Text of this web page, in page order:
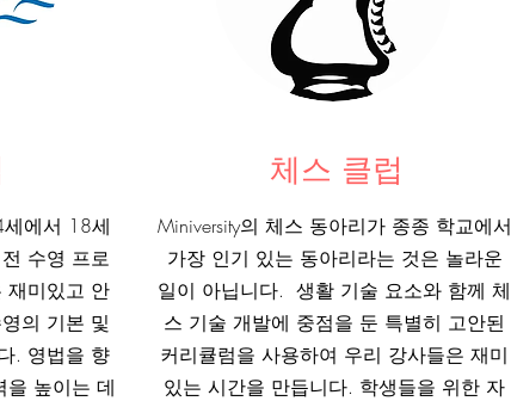
에서 18세
수영 프로
미있고 안
의 기본 및
. 영법을 향
을 높이는 데
체스 클럽
Miniversity의 체스 동아리가 종종 학교에서
가장 인기 있는 동아리라는 것은 놀라운
일이 아닙니다. 생활 기술 요소와 함께 체
스 기술 개발에 중점을 둔 특별히 고안된
커리큘럼을 사용하여 우리 강사들은 재미
있는 시간을 만듭니다. 학생들을 위한 자